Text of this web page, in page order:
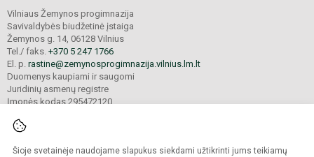
Šioje svetainėje naudojame slapukus siekdami užtikrinti jums teikiamų
Vilniaus Žemynos progimnazija
Savivaldybės biudžetinė įstaiga
Žemynos g. 14, 06128 Vilnius
Tel./ faks. +370 5 247 1766
El. p. rastine@zemynosprogimnazija.vilnius.lm.lt
Duomenys kaupiami ir saugomi
Juridinių asmenų registre
Įmonės kodas 295472120
© 2024. Vilniaus Žemynos progimnazija. Visos teisės saugomos.